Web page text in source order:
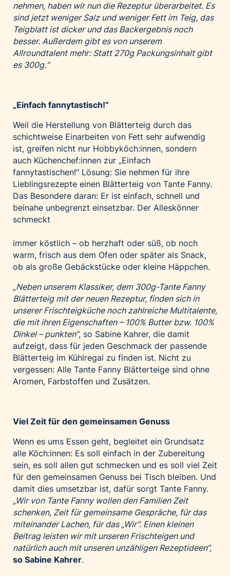
win2day
Wolt
woom bikes
Kontakt
nehmen, haben wir nun die Rezeptur überarbeitet. Es
sind jetzt weniger Salz und weniger Fett im Teig, das
Teigblatt ist dicker und das Backergebnis noch
besser. Außerdem gibt es von unserem
Allroundtalent mehr: Statt 270g Packungsinhalt gibt
es 300g.“
„Einfach fannytastisch!“
Weil die Herstellung von Blätterteig durch das
schichtweise Einarbeiten von Fett sehr aufwendig
ist, greifen nicht nur Hobbyköch:innen, sondern
auch Küchenchef:innen zur „Einfach
fannytastischen!“ Lösung: Sie nehmen für ihre
Lieblingsrezepte einen Blätterteig von Tante Fanny.
Das Besondere daran: Er ist einfach, schnell und
beinahe unbegrenzt einsetzbar. Der Alleskönner
schmeckt
immer köstlich – ob herzhaft oder süß, ob noch
warm, frisch aus dem Ofen oder später als Snack,
ob als große Gebäckstücke oder kleine Häppchen.
„Neben unserem Klassiker, dem 300g-Tante Fanny
Blätterteig mit der neuen Rezeptur, finden sich in
unserer Frischteigküche noch zahlreiche Multitalente,
die mit ihren Eigenschaften – 100% Butter bzw. 100%
Dinkel – punkten“, so Sabine Kahrer, die damit
aufzeigt, dass für jeden Geschmack der passende
Blätterteig im Kühlregal zu finden ist. Nicht zu
vergessen: Alle Tante Fanny Blätterteige sind ohne
Aromen, Farbstoffen und Zusätzen.
Viel Zeit für den gemeinsamen Genuss
Wenn es ums Essen geht, begleitet ein Grundsatz
alle Köch:innen: Es soll einfach in der Zubereitung
sein, es soll allen gut schmecken und es soll viel Zeit
für den gemeinsamen Genuss bei Tisch bleiben. Und
damit dies umsetzbar ist, dafür sorgt Tante Fanny.
„Wir von Tante Fanny wollen den Familien Zeit
schenken, Zeit für gemeinsame Gespräche, für das
miteinander Lachen, für das „Wir“. Einen kleinen
Beitrag leisten wir mit unseren Frischteigen und
natürlich auch mit unseren unzähligen Rezeptideen“,
so Sabine Kahrer.